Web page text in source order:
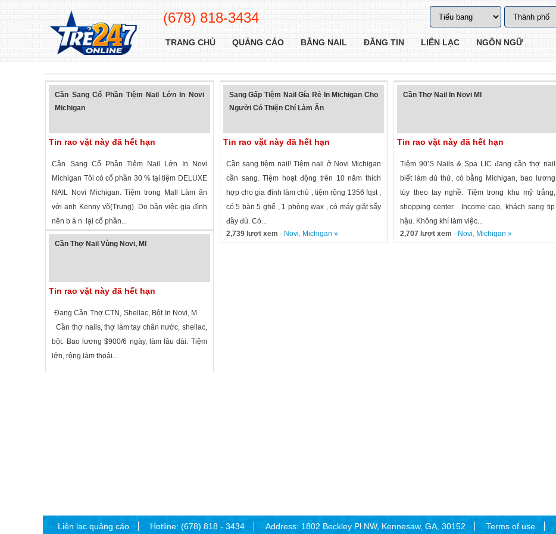
(678) 818-3434
TRANG CHỦ QUẢNG CÁO BẰNG NAIL ĐĂNG TIN LIÊN LẠC NGÔN NGỮ
Cần Sang Cổ Phần Tiệm Nail Lớn In Novi
Michigan
Tin rao vặt này đã hết hạn
Cần Sang Cổ Phần Tiệm Nail Lớn In Novi
Michigan Tôi có cổ phần 30 % tại tiệm DELUXE
NAIL Novi Michigan. Tiệm trong Mall Làm ăn
với anh Kenny võ(Trung) Do bận việc gia đình
nên b á n lại cổ phần...
1,583 lượt xem·Novi,Michigan»
Sang Gấp Tiệm Nail Gía Rẻ In Michigan Cho
Người Có Thiện Chí Làm Ăn
Tin rao vặt này đã hết hạn
Cần sang tiệm nail! Tiệm nail ở Novi Michigan
cần sang. Tiệm hoạt động trên 10 năm thích
hợp cho gia đình làm chủ , tiệm rộng 1356 fqst ,
có 5 bàn 5 ghế , 1 phòng wax , có máy giặt sấy
đầy đủ. Có...
2,739 lượt xem · Novi, Michigan »
Cần Thợ Nail In Novi MI
Tin rao vặt này đã hết hạn
Tiệm 90’S Nails & Spa LIC đang cần thợ nail
biết làm đủ thứ, có bằng Michigan, bao lương
tùy theo tay nghề. Tiệm trong khu mỹ trắng,
shopping center. Income cao, khách sang tip
hậu. Không khí làm việc...
2,707 lượt xem · Novi, Michigan »
Cần Thợ Nail Vùng Novi, MI
Tin rao vặt này đã hết hạn
Đang Cần Thợ CTN, Shellac, Bột In Novi, M.
Cần thợ nails, thợ làm tay chân nước, shellac,
bột. Bao lương $900/6 ngày, làm lâu dài. Tiệm
lớn, rộng làm thoải...
Liên lạc quảng cáo Hotline: (678) 818 - 3434 Address: 1802 Beckley Pl NW, Kennesaw, GA, 30152 Terms of use